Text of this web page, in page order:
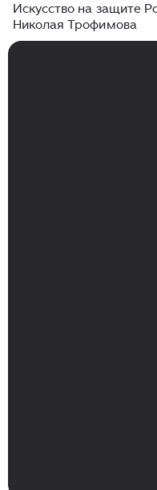
Искусство на защите
Николая Трофимова